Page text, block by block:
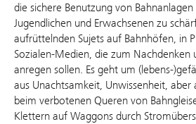
die sichere Benutzung von
Jugendlichen und Erwachsenen zu
aufrüttelnden Sujets auf Bahnhöfen, in
Sozialen-Medien, die zum Nachdenken
anregen sollen. Es geht um (lebens-
aus Unachtsamkeit, Unwissenheit,
beim verbotenen Queren von
Klettern auf Waggons durch